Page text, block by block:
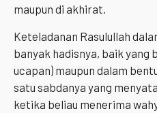
maupun di akhirat.
Keteladanan Rasulullah
banyak hadisnya, baik yang
ucapan) maupun dalam
satu sabdanya yang
ketika beliau menerima